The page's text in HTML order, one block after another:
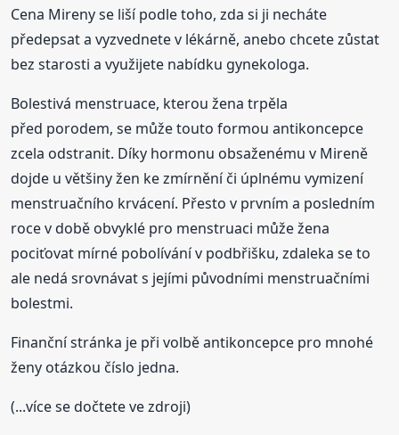
Cena Mireny se liší podle toho, zda si ji necháte
předepsat a vyzvednete v lékárně, anebo chcete zůstat
bez starosti a využijete nabídku gynekologa.
Bolestivá menstruace, kterou žena trpěla
před porodem, se může touto formou antikoncepce
zcela odstranit. Díky hormonu obsaženému v Mireně
dojde u většiny žen ke zmírnění či úplnému vymizení
menstruačního krvácení. Přesto v prvním a posledním
roce v době obvyklé pro menstruaci může žena
pociťovat mírné pobolívání v podbřišku, zdaleka se to
ale nedá srovnávat s jejími původními menstruačními
bolestmi.
Finanční stránka je při volbě antikoncepce pro mnohé
ženy otázkou číslo jedna.
(...více se dočtete ve zdroji)